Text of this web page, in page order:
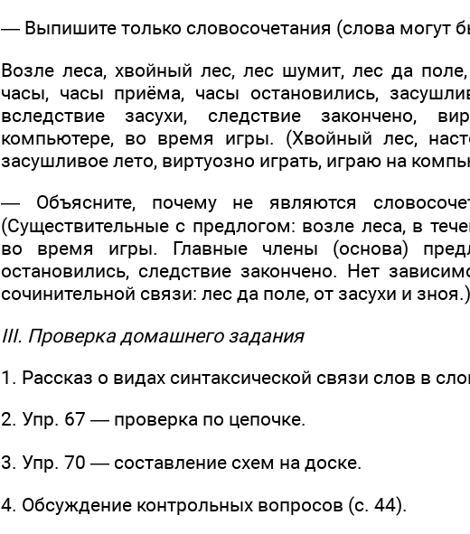
— Выпишите только словосочетания (слова могут
Возле леса, хвойный лес, лес шумит, лес да
часы, часы приёма, часы остановились,
вследствие засухи, следствие закончено,
компьютере, во время игры. (Хвойный лес,
засушливое лето, виртуозно играть, играю на
— Объясните, почему не являются
(Существительные с предлогом: возле леса, в
во время игры. Главные члены (основа)
остановились, следствие закончено. Нет
сочинительной связи: лес да поле, от засухи и зноя.)
III. Проверка домашнего задания
1. Рассказ о видах синтаксической связи слов в
2. Упр. 67 — проверка по цепочке.
3. Упр. 70 — составление схем на доске.
4. Обсуждение контрольных вопросов (с. 44).